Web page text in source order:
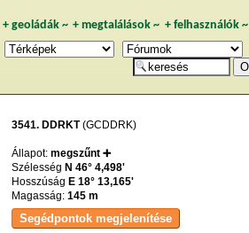
+ geoládák~ +megtalálások ~ + felhasználók~
3541. DDRKT(GCDDRK)
Állapot:megszűnt ➕
SzélességN 46° 4,498'
HosszúságE 18° 13,165'
Magasság:145 m